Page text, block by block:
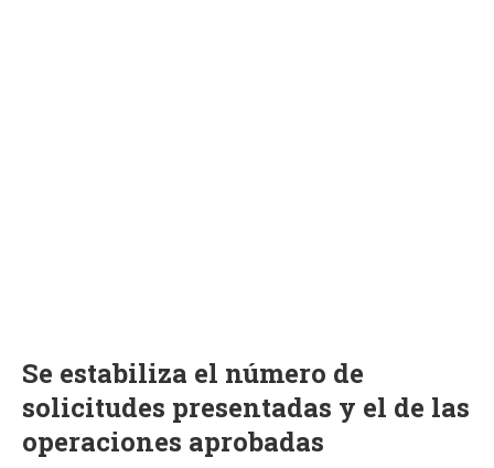
Se estabiliza el número de
solicitudes presentadas y el de las
operaciones aprobadas